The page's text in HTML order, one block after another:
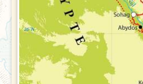
Bij de reis